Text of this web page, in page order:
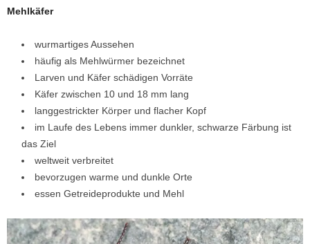
Mehlkäfer
wurmartiges Aussehen
häufig als Mehlwürmer bezeichnet
Larven und Käfer schädigen Vorräte
Käfer zwischen 10 und 18 mm lang
langgestrickter Körper und flacher Kopf
im Laufe des Lebens immer dunkler, schwarze Färbung ist
das Ziel
weltweit verbreitet
bevorzugen warme und dunkle Orte
essen Getreideprodukte und Mehl